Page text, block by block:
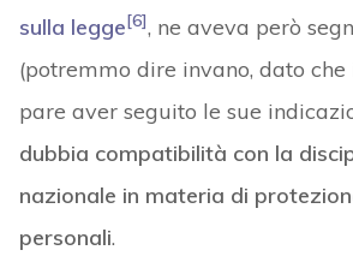
sulla legge[6], ne aveva però
(potremmo dire invano, dato
pare aver seguito le sue
dubbia compatibilità con la
nazionale in materia di
personali.